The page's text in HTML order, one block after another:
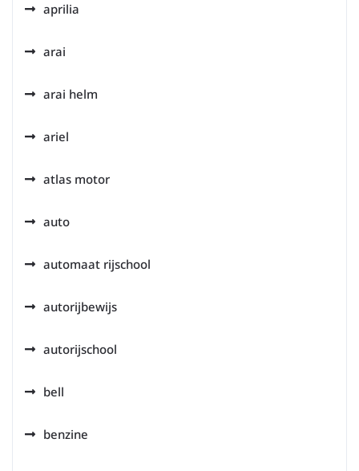
aprilia
arai
arai helm
ariel
atlas motor
auto
automaat rijschool
autorijbewijs
autorijschool
bell
benzine